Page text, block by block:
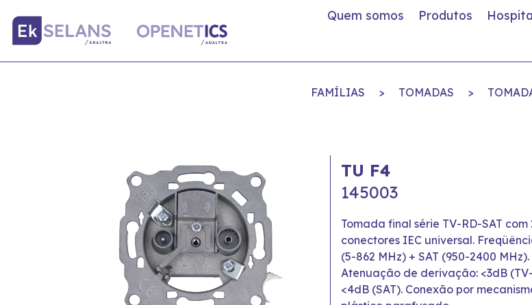
Quem somos Produtos
FAMÍLIAS > TOMADAS >
TU F4
145003
Tomada final série TV-RD-SAT com
conectores IEC universal.
(5-862 MHz) + SAT (950-2400 MHz).
Atenuação de derivação: <3dB
<4dB (SAT). Conexão por